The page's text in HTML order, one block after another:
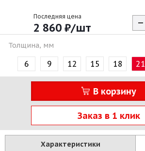
Последняя цена
2 860 ₽/шт
Толщина, мм
6 9 12 15 18 21
В корзину
Заказ в 1 клик
Характеристики